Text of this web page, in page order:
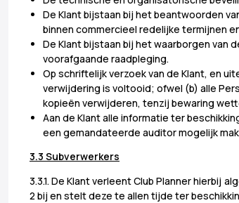
De Klant bijstaan bij het beantwoorden
binnen commercieel redelijke termijnen
De Klant bijstaan bij het waarborgen van
voorafgaande raadpleging.
Op schriftelijk verzoek van de Klant, en
verwijdering is voltooid; ofwel (b) alle
kopieën verwijderen, tenzij bewaring
Aan de Klant alle informatie ter
een gemandateerde auditor mogelijk
3.3 Subverwerkers
3.3.1. De Klant verleent Club Planner hierbij
2 bij en stelt deze te allen tijde ter